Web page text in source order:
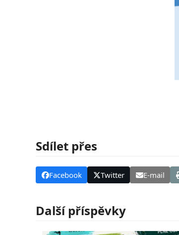
Sdílet přes
Facebook Twitter E-mail
Další příspěvky